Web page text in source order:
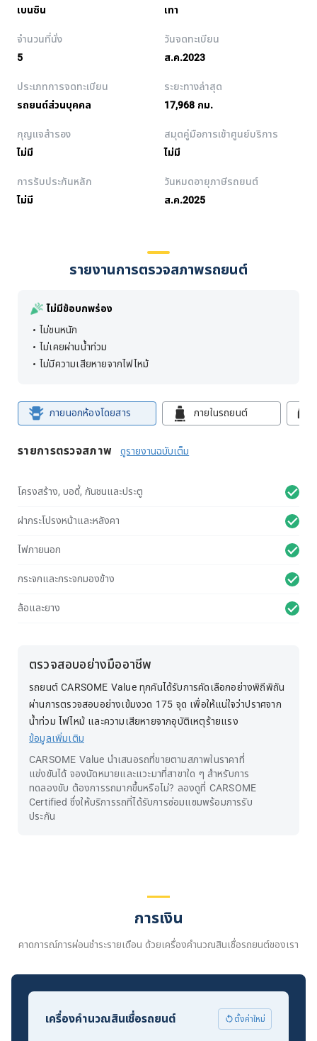
เบนซิน
เทา
จำนวนที่นั่ง
5
วันจดทะเบียน
ส.ค.2023
ประเภทการจดทะเบียน
รถยนต์ส่วนบุคคล
ระยะทางล่าสุด
17,968 กม.
กุญแจสำรอง
ไม่มี
สมุดคู่มือการเข้าศูนย์บริการ
ไม่มี
การรับประกันหลัก
ไม่มี
วันหมดอายุภาษีรถยนต์
ส.ค.2025
รายงานการตรวจสภาพรถยนต์
ไม่มีข้อบกพร่อง
ไม่ชนหนัก
ไม่เคยผ่านน้ำท่วม
ไม่มีความเสียหายจากไฟไหม้
ภายนอกห้องโดยสาร ภายในรถยนต์
รายการตรวจสภาพ ดูรายงานฉบับเต็ม
โครงสร้าง, บอดี้, กันชนและประตู
ฝากระโปรงหน้าและหลังคา
ไฟภายนอก
กระจกและกระจกมองข้าง
ล้อและยาง
ตรวจสอบอย่างมืออาชีพ
รถยนต์ CARSOME Value ทุกคันได้รับการคัดเลือกอย่างพิถีพิถัน
ผ่านการตรวจสอบอย่างเข้มงวด 175 จุด เพื่อให้แน่ใจว่าปราศจาก
น้ำท่วม ไฟไหม้ และความเสียหายจากอุบัติเหตุร้ายแรง
ข้อมูลเพิ่มเติม
CARSOME Value นำเสนอรถที่ขายตามสภาพในราคาที่
แข่งขันได้ จองนัดหมายและแวะมาที่สาขาใด ๆ สำหรับการ
ทดลองขับ ต้องการรถมากขึ้นหรือไม่? ลองดูที่ CARSOME
Certified ซึ่งให้บริการรถที่ได้รับการซ่อมแซมพร้อมการรับ
ประกัน
การเงิน
คาดการณ์การผ่อนชำระรายเดือน ด้วยเครื่องคำนวณสินเชื่อรถยนต์ของเรา
เครื่องคำนวณสินเชื่อรถยนต์ ตั้งค่าใหม่